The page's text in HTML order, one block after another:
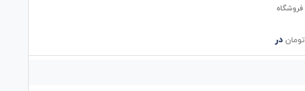
فروشگاه
تومان در